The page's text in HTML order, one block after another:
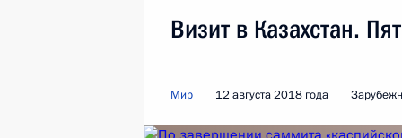
Визит в Казахстан.
Мир 12 августа 2018 года